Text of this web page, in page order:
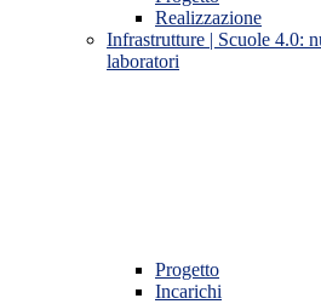
Realizzazione
Infrastrutture | Scuole 4.0:
laboratori
Progetto
Incarichi